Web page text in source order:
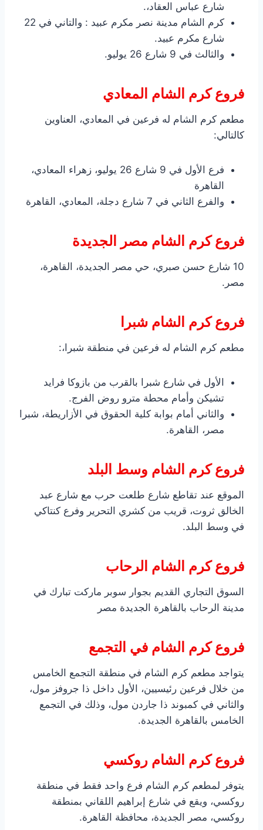
شارع عباس العقاد،.
كرم الشام مدينة نصر مكرم عبيد : والتاني في 22
شارع مكرم عبيد.
والثالث في 9 شارع 26 يوليو.
فروع كرم الشام المعادي
مطعم كرم الشام له فرعين في المعادي، العناوين
كالتالي:
فرع الأول في 9 شارع 26 يوليو، زهراء المعادي،
القاهرة
والفرع الثاني في 7 شارع دجلة، المعادي، القاهرة
فروع كرم الشام مصر الجديدة
10 شارع حسن صبري، حي مصر الجديدة، القاهرة،
مصر.
فروع كرم الشام شبرا
مطعم كرم الشام له فرعين في منطقة شبرا،:
الأول في شارع شبرا بالقرب من بازوكا فرايد
تشيكن وأمام محطة مترو روض الفرج.
والثاني أمام بوابة كلية الحقوق في الأزاريطة، شبرا
مصر، القاهرة.
فروع كرم الشام وسط البلد
الموقع عند تقاطع شارع طلعت حرب مع شارع عبد
الخالق ثروت، قريب من كشري التحرير وفرع كنتاكي
في وسط البلد.
فروع كرم الشام الرحاب
السوق التجاري القديم بجوار سوبر ماركت تبارك في
مدينة الرحاب بالقاهرة الجديدة مصر
فروع كرم الشام في التجمع
يتواجد مطعم كرم الشام في منطقة التجمع الخامس
من خلال فرعين رئيسيين، الأول داخل ذا جروفز مول،
والثاني في كمبوند ذا جاردن مول، وذلك في التجمع
الخامس بالقاهرة الجديدة.
فروع كرم الشام روكسي
يتوفر لمطعم كرم الشام فرع واحد فقط في منطقة
روكسي، ويقع في شارع إبراهيم اللقاني بمنطقة
روكسي، مصر الجديدة، محافظة القاهرة.